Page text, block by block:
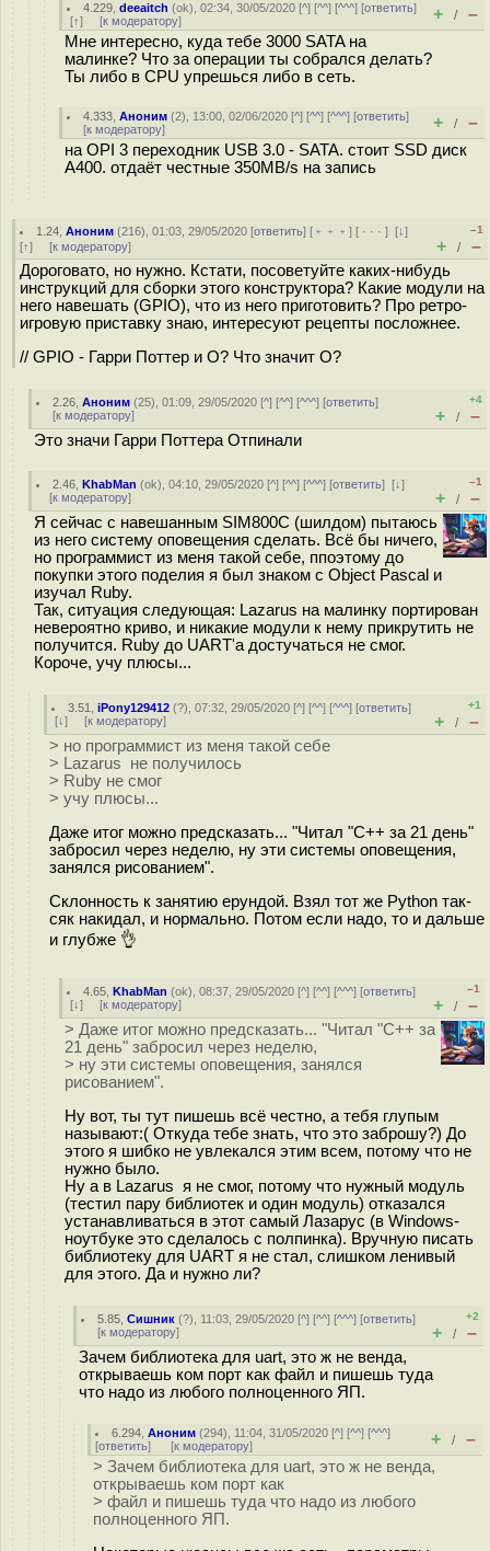
4.229 ,deeaitch (ok), 02:34, 30/05/2020 [^] [^^] [^^^] [ответить]
[↑] [к модератору] + / –
Мне интересно, куда тебе 3000 SATA на
малинке? Что за операции ты собрался делать?
Ты либо в CPU упрешься либо в сеть.
4.333 ,Аноним (2), 13:00, 02/06/2020 [^] [^^] [^^^] [ответить]
[к модератору] + / –
на OPI 3 переходник USB 3.0 - SATA. стоит SSD диск
A400. отдаёт честные 350MB/s на запись
1.24 ,Аноним (216), 01:03, 29/05/2020 [ответить] [ ﹢﹢﹢] [ · · ·][↓]
[↑] [к модератору]
–1
+ / –
Дороговато, но нужно. Кстати, посоветуйте каких-нибудь
инструкций для сборки этого конструктора? Какие модули на
него навешать (GPIO), что из него приготовить? Про ретро-
игровую приставку знаю, интересуют рецепты посложнее.
// GPIO - Гарри Поттер и О? Что значит О?
2.26 ,Аноним (25), 01:09, 29/05/2020 [^] [^^] [^^^] [ответить]
[к модератору]
+4
+ / –
Это значи Гарри Поттера Отпинали
2.46 ,KhabMan (ok), 04:10, 29/05/2020 [^] [^^] [^^^] [ответить][↓]
[к модератору]
–1
+ / –
Я сейчас с навешанным SIM800C (шилдом) пытаюсь
из него систему оповещения сделать. Всё бы ничего,
но программист из меня такой себе, ппоэтому до
покупки этого поделия я был знаком с Object Pascal и
изучал Ruby.
Так, ситуация следующая: Lazarus на малинку портирован
невероятно криво, и никакие модули к нему прикрутить не
получится. Ruby до UART'а достучаться не смог.
Короче, учу плюсы...
3.51 ,iPony129412 (?), 07:32, 29/05/2020 [^] [^^] [^^^] [ответить]
[↓] [к модератору]
+1
+ / –
> но программист из меня такой себе
> Lazarus не получилось
> Ruby не смог
> учу плюсы...
Даже итог можно предсказать... "Читал "С++ за 21 день"
забросил через неделю, ну эти системы оповещения,
занялся рисованием".
Склонность к занятию ерундой. Взял тот же Python так-
сяк накидал, и нормально. Потом если надо, то и дальше
и глубже 👌
4.65 ,KhabMan (ok), 08:37, 29/05/2020 [^] [^^] [^^^] [ответить]
[↓] [к модератору]
–1
+ / –
> Даже итог можно предсказать... "Читал "С++ за
21 день" забросил через неделю,
> ну эти системы оповещения, занялся
рисованием".
Ну вот, ты тут пишешь всё честно, а тебя глупым
называют:( Откуда тебе знать, что это заброшу?) До
этого я шибко не увлекался этим всем, потому что не
нужно было.
Ну а в Lazarus я не смог, потому что нужный модуль
(тестил пару библиотек и один модуль) отказался
устанавливаться в этот самый Лазарус (в Windows-
ноутбуке это сделалось с полпинка). Вручную писать
библиотеку для UART я не стал, слишком ленивый
для этого. Да и нужно ли?
5.85 ,Сишник (?), 11:03, 29/05/2020 [^] [^^] [^^^] [ответить]
[к модератору]
+2
+ / –
Зачем библиотека для uart, это ж не венда,
открываешь ком порт как файл и пишешь туда
что надо из любого полноценного ЯП.
6.294 ,Аноним (294), 11:04, 31/05/2020 [^] [^^] [^^^]
[ответить] [к модератору] + / –
> Зачем библиотека для uart, это ж не венда,
открываешь ком порт как
> файл и пишешь туда что надо из любого
полноценного ЯП.